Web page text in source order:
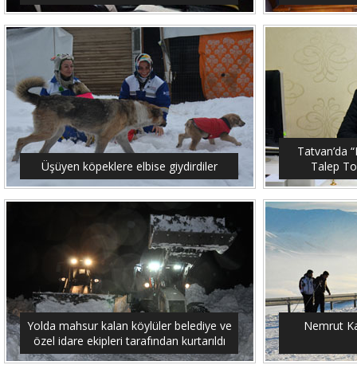
Üşüyen köpeklere elbise giydirdiler
Tatvan’da
Talep
Yolda mahsur kalan köylüler belediye ve
özel idare ekipleri tarafından kurtarıldı
Nemrut